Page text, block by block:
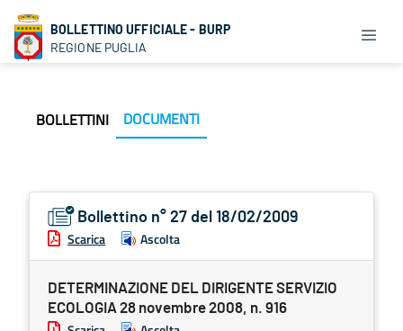
BOLLETTINO UFFICIALE - BURP
REGIONE PUGLIA
BOLLETTINI DOCUMENTI
Bollettino n° 27 del 18/02/2009
Scarica Ascolta
DETERMINAZIONE DEL DIRIGENTE SERVIZIO
ECOLOGIA 28 novembre 2008, n. 916